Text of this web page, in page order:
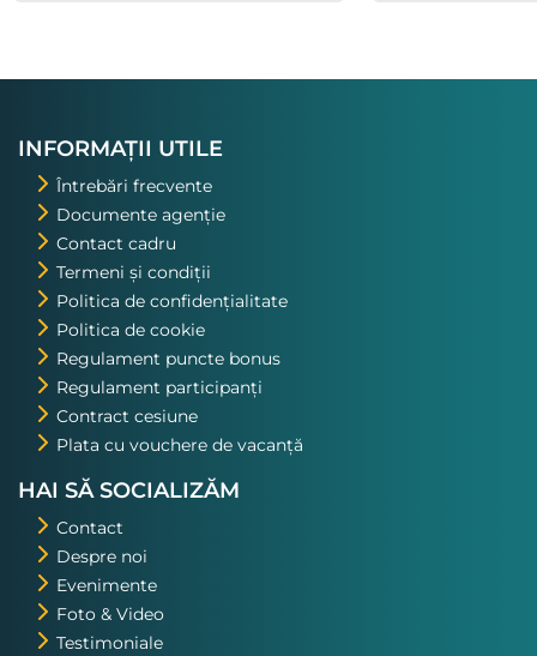
excursiile pe care o voi repeta!
INFORMAȚII UTILE
Întrebări frecvente
Documente agenție
Contact cadru
Termeni și condiții
Politica de confidențialitate
Politica de cookie
Regulament puncte bonus
Regulament participanți
Contract cesiune
Plata cu vouchere de vacanță
HAI SĂ SOCIALIZĂM
Contact
Despre noi
Evenimente
Foto & Video
Testimoniale